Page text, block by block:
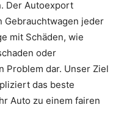
Der Autoexport
Gebrauchtwagen jeder
mit Schäden, wie
oder
Problem dar. Unser Ziel
das beste
Auto zu einem fairen